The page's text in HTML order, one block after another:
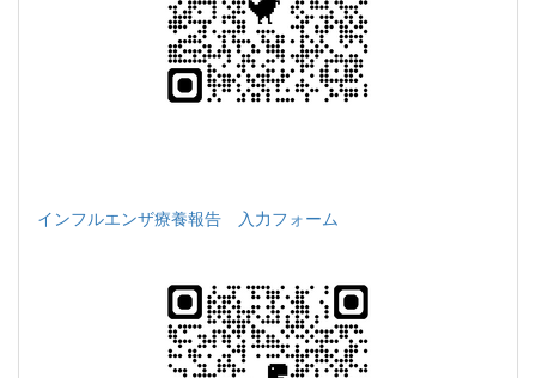
インフルエンザ療養報告 入力フォーム